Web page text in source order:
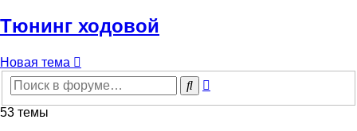
Тюнинг ходовой
Новая тема
Поиск
53 темы